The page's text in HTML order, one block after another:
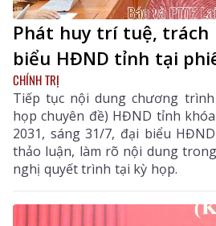
Phát huy trí tuệ, trách
biểu HĐND tỉnh tại
CHÍNH TRỊ
Tiếp tục nội dung chương
họp chuyên đề) HĐND tỉnh
2031, sáng 31/7, đại biểu
thảo luận, làm rõ nội dung
nghị quyết trình tại kỳ họp.